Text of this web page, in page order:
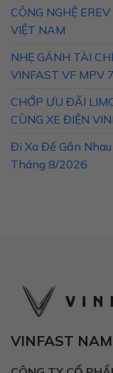
CÔNG NGHỆ
VIỆT NAM
NHẸ GÁNH TÀI
VINFAST VF MPV
CHỚP ƯU ĐÃI
CÙNG XE ĐIỆN
Đi Xa Để Gần
Tháng 8/2026
VINFAST